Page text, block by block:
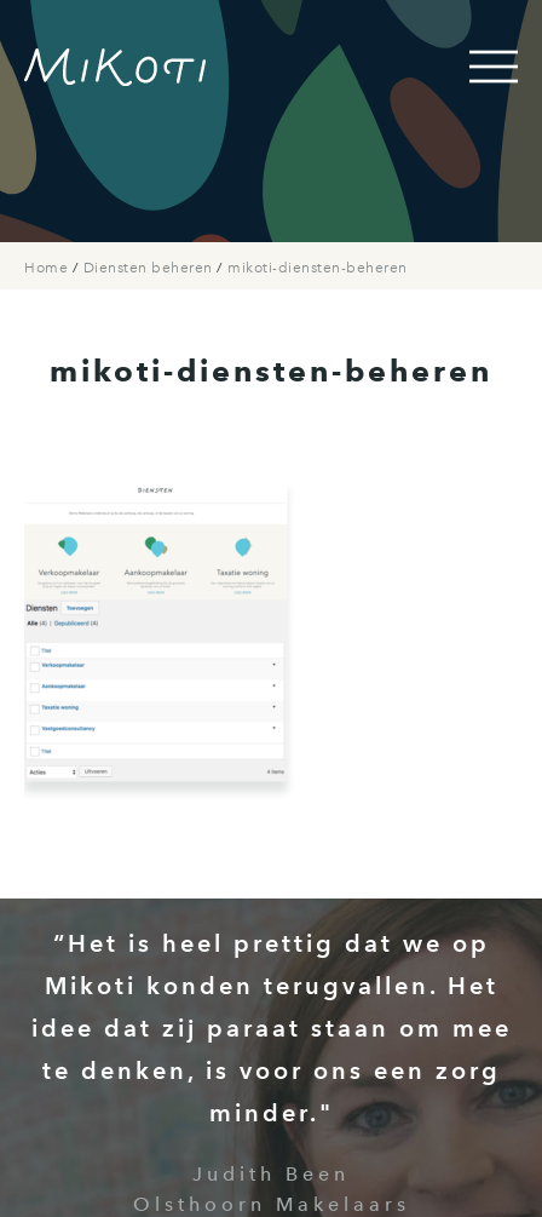
Home / Diensten beheren / mikoti-diensten-beheren
mikoti-diensten-beheren
“Het is heel prettig dat we op
Mikoti konden terugvallen. Het
idee dat zij paraat staan om mee
te denken, is voor ons een zorg
minder."
Judith Been
Olsthoorn Makelaars